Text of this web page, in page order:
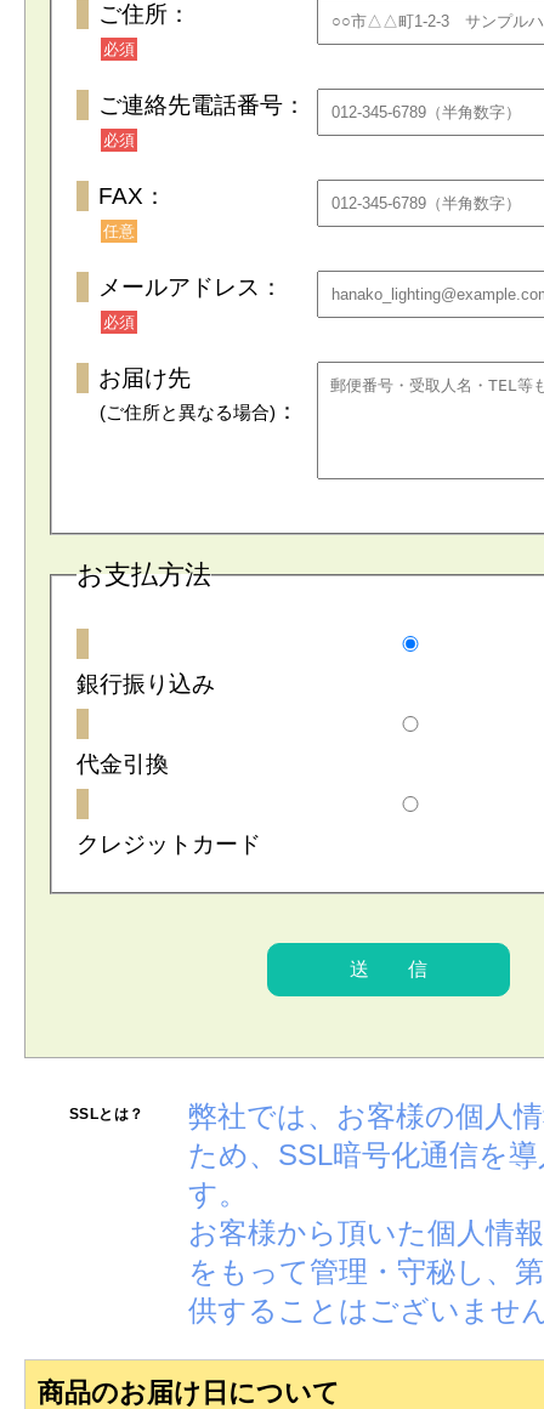
ご住所：
必須
ご連絡先電話番号：
必須
FAX：
任意
メールアドレス：
必須
お届け先
(ご住所と異なる場合) ：
お支払方法
銀行振り込み
代金引換
クレジットカード
SSLとは？
弊社では、お客様の個人
ため、SSL暗号化通信を
す。
お客様から頂いた個人情
をもって管理・守秘し、
供することはございませ
商品のお届け日について